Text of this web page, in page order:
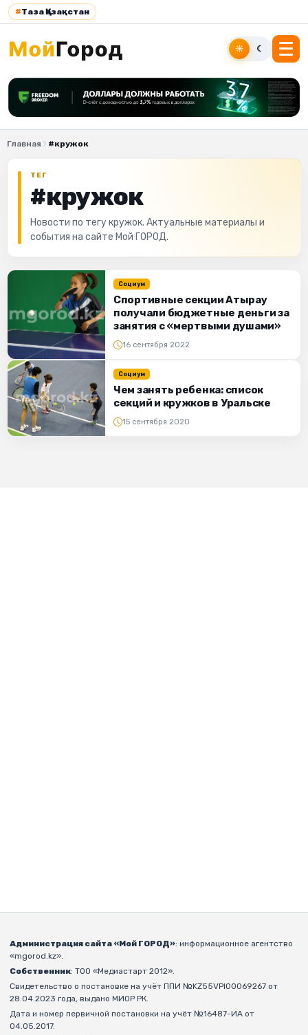
#Таза Қазақстан
☀ ☾
Главная #кружок
ТЕГ
#кружок
Новости по тегу кружок. Актуальные материалы и
события на сайте Мой ГОРОД.
Социум
Спортивные секции Атырау
получали бюджетные деньги за
занятия с «мертвыми душами»
16 сентября 2022
Социум
Чем занять ребенка: список
секций и кружков в Уральске
15 сентября 2020
Администрация сайта «Мой ГОРОД»: информационное агентство
«mgorod.kz».
Собственник: ТОО «Медиастарт 2012».
Свидетельство о постановке на учёт ППИ №KZ55VPI00069267 от
28.04.2023 года, выдано МИОР РК.
Дата и номер первичной постановки на учёт №16487-ИА от
04.05.2017.